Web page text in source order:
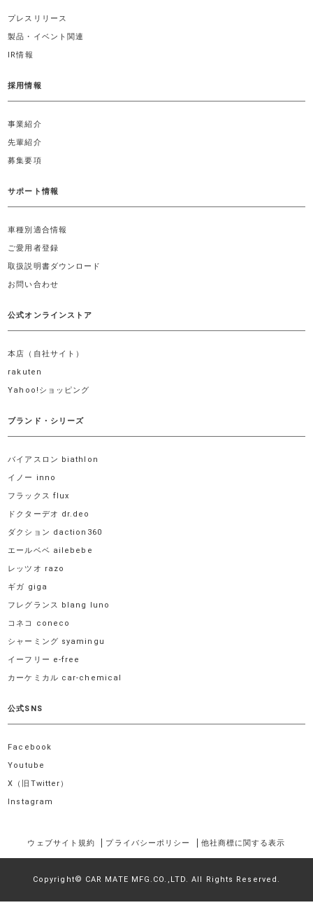
プレスリリース
製品・イベント関連
IR情報
採用情報
事業紹介
先輩紹介
募集要項
サポート情報
車種別適合情報
ご愛用者登録
取扱説明書ダウンロード
お問い合わせ
公式オンラインストア
本店（自社サイト）
rakuten
Yahoo!ショッピング
ブランド・シリーズ
バイアスロン biathlon
イノー inno
フラックス flux
ドクターデオ dr.deo
ダクション daction360
エールベベ ailebebe
レッツオ razo
ギガ giga
フレグランス blang luno
コネコ coneco
シャーミング syamingu
イーフリー e-free
カーケミカル car-chemical
公式SNS
Facebook
Youtube
X（旧Twitter）
Instagram
ウェブサイト規約 プライバシーポリシー 他社商標に関する表示
Copyright© CAR MATE MFG.CO.,LTD. All Rights Reserved.